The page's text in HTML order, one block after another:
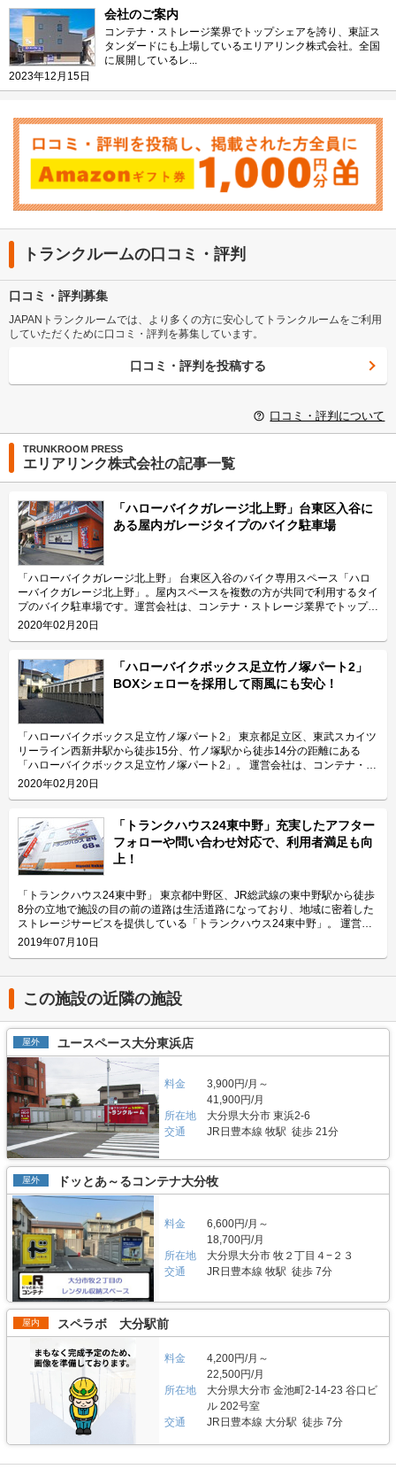
2023年12月15日
会社のご案内
コンテナ・ストレージ業界でトップシェアを誇り、東証ス
タンダードにも上場しているエリアリンク株式会社。全国
に展開しているレ...
トランクルームの口コミ・評判
口コミ・評判募集
JAPANトランクルームでは、より多くの方に安心してトランクルームをご利用
していただくために口コミ・評判を募集しています。
口コミ・評判を投稿する
口コミ・評判について
TRUNKROOM PRESS
エリアリンク株式会社の記事一覧
「ハローバイクガレージ北上野」台東区入谷に
ある屋内ガレージタイプのバイク駐車場
「ハローバイクガレージ北上野」 台東区入谷のバイク専用スペース「ハロ
ーバイクガレージ北上野」。屋内スペースを複数の方が共同で利用するタイ
プのバイク駐車場です。運営会社は、コンテナ・ストレージ業界でトップレ
ベルのシェアを誇り、東証マザーズにも上場しているエリアリンク株式会
社。 今回は、エリアリンク株式会社が運営している「ハローバイクガレー
ージ北上野」の特長を教えてください。 東京メトロ日比谷線の入谷駅から
徒歩4分、JR山手線の鶯谷駅から徒歩10分の場所に位置する「ハローバイク
ガレージ北上野」。駅近なバイク駐車スペースであり、24時間365日ご利用
頂けます。広さ2.25帖・幅130cm・奥行き270cmのスペースをご用意して
おり、大型バイクの駐車にも対応可能です。また、屋内型トランクルーム
「ハローストレージ北上野」と隣接していてパーツやメンテナンス用品の収
納にご利用頂けます。ツーリングにお出掛する際にも大変便利です。 主に
どんな方がご利用されているのでしょうか？ 主に入谷駅周辺エリアを中心
とした近隣エリアの方々にご利用頂いています。「ハローバイクガレージ北
上野」は鶯谷や上野、稲荷町、田原町などからもアクセス良好なバイク専用
施設なので、近隣エリアのライダーから人気があります。大きめの駐車スペ
ースのため、アメリカンクルーザー、レーサー・スポーツタイプ、ビッグス
クーターなど、高級車や大型車の保管にもご利用頂いております。 セキュ
リティや安全面について教えてください。 「ハローバイクガレージ北上
野」は屋内タイプで雨風を防ぐことができ、また、電動シャッターや防犯カ
メラなどを設置しているためセキュリテイ面もしっかりしているので、盗難
やイタズラから愛車を守りたい、大切なバイクを雨風で汚したくない方にお
すすめです。 費用や契約について教えてください。 月額17,400円（税込）
の価格でバイク1台を駐車できます。施設の詳細な仕様については事前内覧
をおすすめ致します。ご契約の前に駐車スペースや立地など確認頂けます。
契約時はバイクのメーカー・車種・ナンバーを確認していますが、これから
バイクを購入する方はお問い合わせの際にお知らせください。時期によって
は使用料や事務手数料がお得になるキャンペーンも実施していますので、
LIFULLトランクルームのメール又は電話にてお問い合わせください。 編集
後記 「ハローバイクガレージ北上野」は駅から近くて万全なセキュリティ
はお早めにお問い合わせした方が良さそうだ。 運営会社は東証マザーズ上
場企業でもあるエリアリンク株式会社。2016年頃、西東京エリアで試験的
にはじめた駐車場タイプのバイクパーキングは当初ここまでの拡大を予想し
ていなかったとのことだが、順調に拡大を続け、現在、都内を中心に1,000
台分ほどスペースを管理している（2020年1月現在）。その運営ノウハウが
ある「ハローバイクガレージ北上野」は、誰もが安心して利用できる施設な
ので、愛車を守りたい近隣エリアの方は要チェックなスポットではないかと
思った。
2020年02月20日
「ハローバイクボックス足立竹ノ塚パート2」
BOXシェローを採用して雨風にも安心！
「ハローバイクボックス足立竹ノ塚パート2」 東京都足立区、東武スカイツ
リーライン西新井駅から徒歩15分、竹ノ塚駅から徒歩14分の距離にある
「ハローバイクボックス足立竹ノ塚パート2」。 運営会社は、コンテナ・ス
トレージ業界でトップレベルのシェアを誇り、東証マザーズにも上場してい
るエリアリンク株式会社です。 今回は、エリアリンク株式会社が運営して
ご紹介致します。 「ハローバイクボックス足立竹ノ塚パート2」の特長を教
えてください。 ボックスタイプの「ハローバイクボックス足立竹ノ塚パー
ト2」は、国道4号線から車でアクセスしやすい立地にある施設です。 広さ2
帖・幅110cm・奥行き252cm・高さ197cmのバイクボックスが17室ご用意
しており、24時間365日自由にご利用頂けます。 エリアリンク株式会社の
「ハローバイクボックス」は全国のライダー様から愛されているBOXシェ
ローを採用した施設のため、風雨による汚れや浸食に強いのが特長です。幅
広いラダーレールが付いており、バイクの乗り入れが簡単です。また、ボッ
クス内には棚を設置しておりますので、ヘルメットなどの小物を置くことも
可能です。パーツやメンテナンス用品も収納できるのでとても便利です。
主にどんな方がご利用されているのでしょうか？ 東武伊勢崎線やつくばエ
クスプレス線が通る足立区内にお住いのライダーの方を中心にご利用頂いて
おります。主にアメリカンクルーザーやビッグスクーター、レーサー・スポ
ーツタイプなど高級車又は大型車の保管が多くみられます。 セキュリティ
や安全面について教えてください。 「ハローバイクボックス足立竹ノ塚パ
ート2」はBOXシェローを採用した施設のため屋外タイプのバイクパーキン
グと違って雨風を防ぐことができ、盗難のリスクも抑えることができます。
各バイクボックスにバイクを収納するタイプなので、他の方のバイクを気に
する必要がありません。セキュリティ面としてバイクボックスの扉に南京錠
をつけており、安心してバイクを保管できる収納スペースです。また、施設
内には外灯照明も完備していますので、夜間でもバイクを出し入れしやすい
環境です。 費用や契約について教えてください。 月額11,300円（税込）の
価格でバイクボックスをご利用頂けます。「ハローバイクボックス足立竹ノ
塚パート2」は施設見学が可能なので、バイクボックスの大きさや立地が気
になる方は見学を申し込みください。契約時はバイクのナンバーを確認して
います。これからバイクを購入する方はお問い合わせの際にお知らせくださ
い。時期によっては月額使用料や事務手数料がお得になるキャンペーンも実
施していますので、LIFULLトランクルームの施設詳細ページをご覧くださ
い。 編集後記 現在、都内を中心に約1,000台（2020年1月現在）のバイク専
用スペースを管理しているエリアリンク株式会社。2016年頃、西東京エリ
アで試験的にはじめた駐車場タイプのバイクパーキングは当初ここまでの拡
大を予想していなかったとのことだが、順調に拡大を続けているという。人
気施設の一つである足立区の「ハローバイクボックス足立竹ノ塚パート2」
は、風雨による汚れや浸食防止に強いBOXシェローを採用しており、東証
マザーズ上場企業が運営しているバイク専用のスペースなので、安心して利
用できると思った。
2020年02月20日
「トランクハウス24東中野」充実したアフター
フォローや問い合わせ対応で、利用者満足も向
上！
「トランクハウス24東中野」 東京都中野区、JR総武線の東中野駅から徒歩
8分の立地で施設の目の前の道路は生活道路になっており、地域に密着した
ストレージサービスを提供している「トランクハウス24東中野」。 運営会
社はエリアリンク株式会社。コンテナ・ストレージ業界でトップシェアを誇
り、東証マザーズにも上場している会社です。全国に展開しているレンタル
に利用されています。 今回は、エリアリンク株式会社が運営している「ト
ランクハウス24東中野」の特徴や利用用途の傾向、会社の想いなどをご紹
介します。 トランクハウス24東中野の特徴を教えてください。 2018年12
月にオープンした「トランクハウス24東中野」。1階〜4階まで1軒まるごと
トランクルームで、部屋の大きさは0.9帖のコンパクトサイズから9.8帖の大
きいサイズまで展開しています。24時間365日利用でき、セキュリティも空
調も最新設備を整えているため、衣類・本・季節物などの荷物から大型家具
や機材・備品など法人利用まで幅広い用途にご利用いただけます。 主にど
んな方がご利用されているのでしょうか？ お客様は店舗から1.5キロ圏内に
お住いの方がほとんどです。他社であれば3キロ圏内程か車で移動する場所
にあることが多いのですが、「トランクハウス24」は住宅街の生活道路に
面しているため地域に密着した運営ができています（ご自宅から車で荷物を
運送するサービスも利用可能）。また、利用用途で多いのはファミリー層の
他、都心の店舗は一人暮らしの若い方や女性、法人企業にも利用いただいて
います。任意に調査したユーザーインタビューでは「一度使うと便利さが分
かった」という声も多く、衣類や本などの趣味や生活用品を自宅以外の押入
れに入れておく感覚で中長期的に利用されている傾向があります。 セキュ
リティや安全面について教えてください。 トランクハウス24で細心の注意
を払っているのが空気の流れ。外が寒いから中は暖かくではなく、結露やカ
ビができないように温度調整が必要で、その鍵を握るのが、各階に数点設置
しているサーキュレーター。風を送り込み部屋の空気を循環させることで荷
物を保管するのに最適な環境を1年中作り出しています。また、トランクハ
ウス24東中野店では、スマートキーや専用アプリによる鍵の解錠施錠にも
対応。警備会社と契約をしているため、万が一のことがあっても対応できる
ことはもちろん、小さなトラブルでも問い合わせれば、自社の物件管理部隊
がすぐに駆けつける体制も整備しています。 費用や契約について教えてく
ださい。 簡単手続き。スマートキーを採用したことで、その場で専用アプ
リを使って施設のエントランスキーを解錠でき、スタッフの立会いがなくて
もスムーズに内覧できます。また、Webやスマホのみでも契約申し込みが
できるので、最短即日利用も可能です。不明点があれば、お気軽にお問い合
わせください。 編集後記 誰もが知っているキャラクター「キティちゃん」
がビル正面に大きく貼られているトランクハウス24。インパクトがありな
がらも、街の景色に馴染んでいる親しみやすい印象を受けた。2018年から
開始した新しいトランクルームのサービスだが、そのはじめたきっかけをお
聞きすると、よりお客様に寄り添ったトランクルームを提供したかったから
2019年07月10日
この施設の近隣の施設
屋外 ユースペース大分東浜店
料金
3,900円/月～
41,900円/月
所在地
大分県大分市 東浜2-6
交通
JR日豊本線 牧駅 徒歩 21分
屋外 ドッとあ～るコンテナ大分牧
料金
6,600円/月～
18,700円/月
所在地
大分県大分市 牧２丁目４−２３
交通
JR日豊本線 牧駅 徒歩 7分
屋内 スペラボ 大分駅前
料金
4,200円/月～
22,500円/月
所在地
大分県大分市 金池町2-14-23 谷口ビ
ル 202号室
交通
JR日豊本線 大分駅 徒歩 7分